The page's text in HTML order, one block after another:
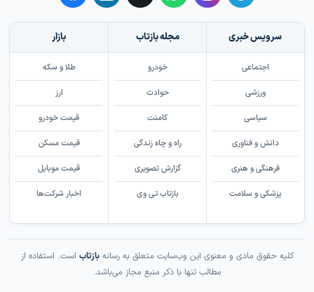
سرویس خبری
اجتماعی
ورزشی
سیاسی
دانش و فناوری
فرهنگی و هنری
پزشکی و سلامت
مجله بازتاب
خودرو
حوادث
کامنت
راه و چاه زندگی
گزارش تصویری
بازتاب تی وی
بازار
طلا و سکه
ارز
قیمت خودرو
قیمت مسکن
قیمت موبایل
اخبار شرکت‌ها
کلیه حقوق مادی و معنوی این وب‌سایت متعلق به رسانهبازتاب است. استفاده از
مطالب تنها با ذکر منبع مجاز می‌باشد.